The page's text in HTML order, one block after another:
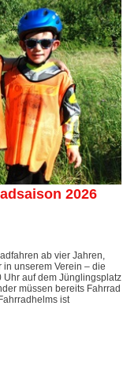
2026
ab vier Jahren,
unserem Verein – die
Uhr auf dem Jünglingsplatz
müssen bereits Fahrrad
ist